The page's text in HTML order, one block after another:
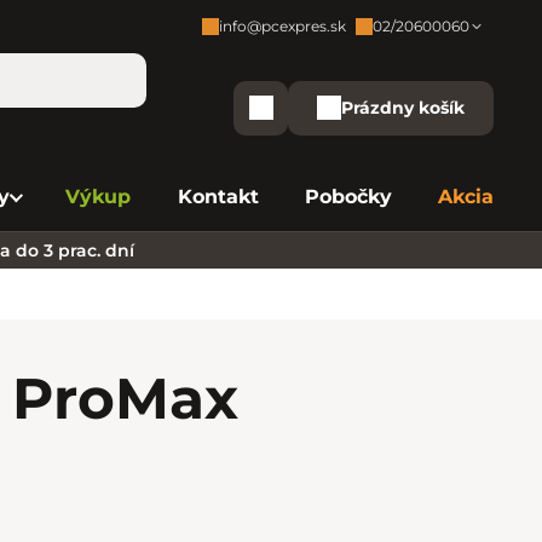
Zákaznícka podpora:
info@pcexpres.sk 02/20600060
Bratislava - Avion 02/20 60 00 61
Bratislava - Aupark
Bratislava - Eurovea
Nákupný košík
Prázdny košík
Výkup Kontakt Pobočky Akcia
do 3 prac. dní
Max